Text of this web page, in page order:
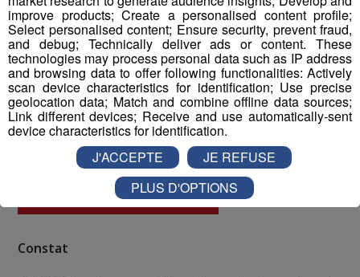
Constat
improve products; Create a personalised content profile;
Select personalised content; Ensure security, prevent fraud,
and debug; Technically deliver ads or content. These
technologies may process personal data such as IP address
and browsing data to offer following functionalities: Actively
scan device characteristics for identification; Use precise
geolocation data; Match and combine offline data sources;
Link different devices; Receive and use automatically-sent
device characteristics for identification.
J'ACCEPTE
JE REFUSE
PLUS D'OPTIONS